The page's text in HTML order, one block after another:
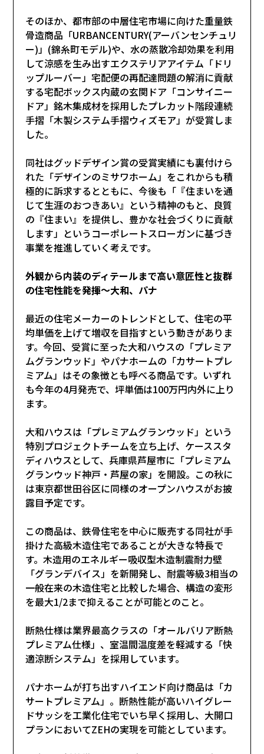
そのほか、都市部の中層住宅市場に向けた重量鉄
骨造商品「URBANCENTURY(アーバンセンチュリ
ー)」(錦糸町モデル)や、水の蒸散冷却効果を利用
して涼感を生み出すエクステリアアイテム「ドリ
ップルーバー」宅配便の再配達問題の解消に貢献
する宅配ボックス内蔵の玄関ドア「コンサイニー
ドア」銘木集成材を採用したプレカット階段連続
手摺「木製システム手摺ウィズモア」が受賞しま
した。
同社はグッドデザイン賞の受賞実績にも裏付けら
れた「デザインのミサワホーム」をこれからも積
極的に訴求するとともに、今後も「『住まいを通
じて生涯のおつきあい』という精神のもと、良質
の『住まい』を提供し、豊かな社会づくりに貢献
します」というコーポレートスローガンに基づき
事業を推進していく考えです。
外観から内装のディテールまで高い意匠性と抜群
の住宅性能を発揮～大和、パナ
最近の住宅メーカーのトレンドとして、住宅の平
均単価を上げて増収を目指すという動きがありま
す。今回、受賞に至った大和ハウスの「プレミア
ムグランウッド」やパナホームの「カサートプレ
ミアム」はその象徴とも呼べる商品です。いずれ
も今年の4月発売で、坪単価は100万円内外に上り
ます。
大和ハウスは「プレミアムグランウッド」という
特別プロジェクトチームを立ち上げ、ケーススタ
ディハウスとして、兵庫県芦屋市に「プレミアム
グランウッド神戸・芦屋の家」を開設。この秋に
は東京都世田谷区に同様のオープンハウスがお披
露目予定です。
この商品は、鉄骨住宅を中心に販売する同社が手
掛けた高級木造住宅であることが大きな特長で
す。木造用のエネルギー吸収型木造制震耐力壁
「グランデバイス」を新開発し、耐震等級3相当の
一般在来の木造住宅と比較した場合、構造の変形
を最大1/2まで抑えることが可能とのこと。
断熱仕様は業界最高クラスの「オールバリア断熱
プレミアム仕様」、室温間温度差を軽減する「快
適涼断システム」を採用しています。
パナホームが打ち出すハイエンド向け商品は「カ
サートプレミアム」。断熱性能が高いハイグレー
ドサッシを工業化住宅でいち早く採用し、大開口
プランにおいてZEHの実現を可能としています。